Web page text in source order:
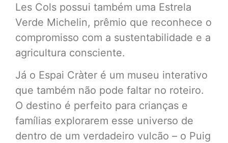
Les Cols possui também uma Estrela
Verde Michelin, prêmio que reconhece o
compromisso com a sustentabilidade e a
agricultura consciente.
Já o Espai Cràter é um museu interativo
que também não pode faltar no roteiro.
O destino é perfeito para crianças e
famílias explorarem esse universo de
dentro de um verdadeiro vulcão – o Puig